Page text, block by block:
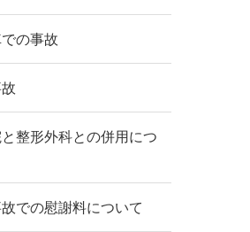
の事故
整形外科との併用につ
での慰謝料について